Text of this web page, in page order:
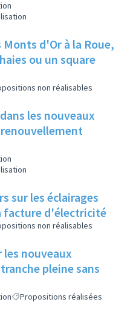
d'Or à la Roue,
ou un square
non réalisables
sur les éclairages
facture d'électricité
non réalisables
les nouveaux
pleine sans
Propositions réalisées